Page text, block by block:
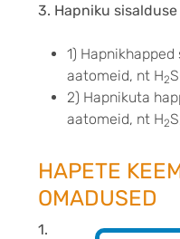
3. Hapniku
1)
aatomeid, nt H2
2) Hapnikuta
aatomeid, nt H2
HAPETE
OMADUSED
1.